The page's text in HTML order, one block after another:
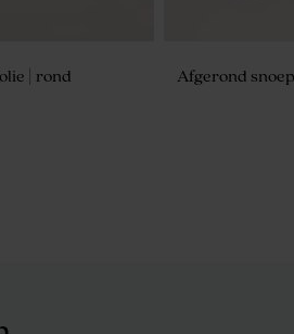
| rond Afgerond